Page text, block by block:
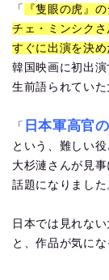
「
『隻眼の虎』
チェ・ミンシク
すぐに出演を決め
韓国映画に初出
生前語られていた
「 日本軍高官
という、難しい
大杉漣さんが見
話題になりました
日本では見れな
と、作品が気に